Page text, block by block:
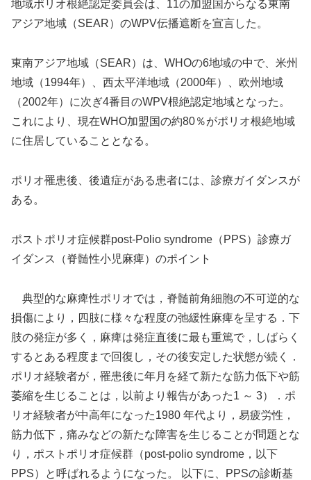
地域ポリオ根絶認定委員会は、11の加盟国からなる東南
アジア地域（SEAR）のWPV伝播遮断を宣言した。
東南アジア地域（SEAR）は、WHOの6地域の中で、米州
地域（1994年）、西太平洋地域（2000年）、欧州地域
（2002年）に次ぎ4番目のWPV根絶認定地域となった。
これにより、現在WHO加盟国の約80％がポリオ根絶地域
に住居していることとなる。
ポリオ罹患後、後遺症がある患者には、診療ガイダンスが
ある。
ポストポリオ症候群post-Polio syndrome（PPS）診療ガ
イダンス（脊髄性小児麻痺）のポイント
典型的な麻痺性ポリオでは，脊髄前角細胞の不可逆的な
損傷により，四肢に様々な程度の弛緩性麻痺を呈する．下
肢の発症が多く，麻痺は発症直後に最も重篤で，しばらく
するとある程度まで回復し，その後安定した状態が続く．
ポリオ経験者が，罹患後に年月を経て新たな筋力低下や筋
萎縮を生じることは，以前より報告があった1 ～ 3）．ポ
リオ経験者が中高年になった1980 年代より，易疲労性，
筋力低下，痛みなどの新たな障害を生じることが問題とな
り，ポストポリオ症候群（post-polio syndrome，以下
PPS）と呼ばれるようになった。 以下に、PPSの診断基